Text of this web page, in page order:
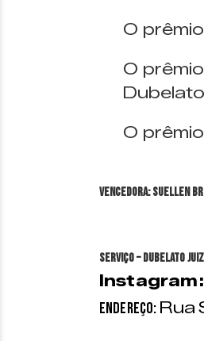
O
O
O
VENCEDORA: Suellen
Serviço – Dubelato
Instagram:
Endereço: Rua